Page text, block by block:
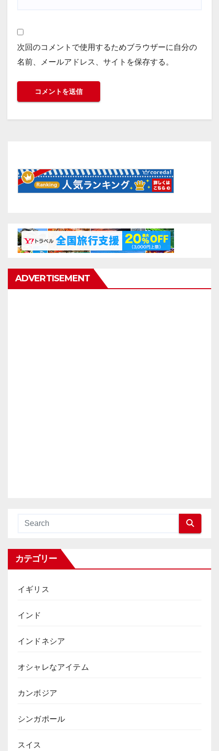
次回のコメントで使用するためブラウザーに自分の
名前、メールアドレス、サイトを保存する。
ADVERTISEMENT
カテゴリー
イギリス
インド
インドネシア
オシャレなアイテム
カンボジア
シンガポール
スイス